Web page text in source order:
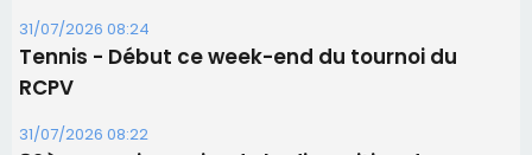
Les plus lus
Satine Nomary est la nouvelle Miss Corse 2026